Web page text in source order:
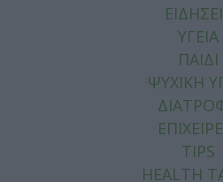
ΥΓΕΙΑ
ΠΑΙΔΙ
ΨΥΧΙΚΗ
TIPS
HEALTH